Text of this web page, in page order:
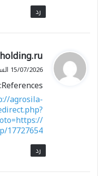
رد
ي
ق
ل
15/07/2026 الساعة 23:22
References:
agrosila-
17727654
رد